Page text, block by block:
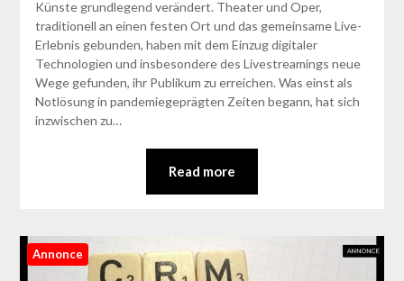
Künste grundlegend verändert. Theater und Oper,
traditionell an einen festen Ort und das gemeinsame Live-
Erlebnis gebunden, haben mit dem Einzug digitaler
Technologien und insbesondere des Livestreamings neue
Wege gefunden, ihr Publikum zu erreichen. Was einst als
Notlösung in pandemiegeprägten Zeiten begann, hat sich
inzwischen zu…
Read more
Annonce